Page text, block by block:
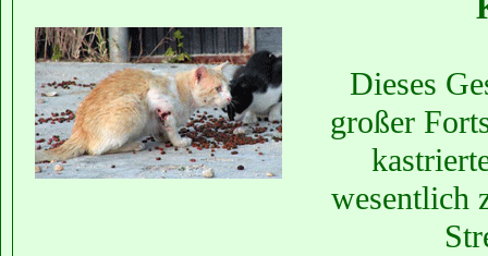
Dieses
großer
wesentlich